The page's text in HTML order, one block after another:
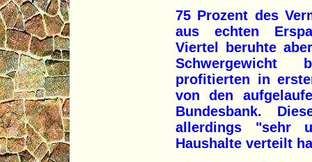
75 Prozent des
aus echten
Viertel beruhte
Schwergewicht
profitierten in
von den
Bundesbank.
allerdings "sehr
Haushalte verteilt